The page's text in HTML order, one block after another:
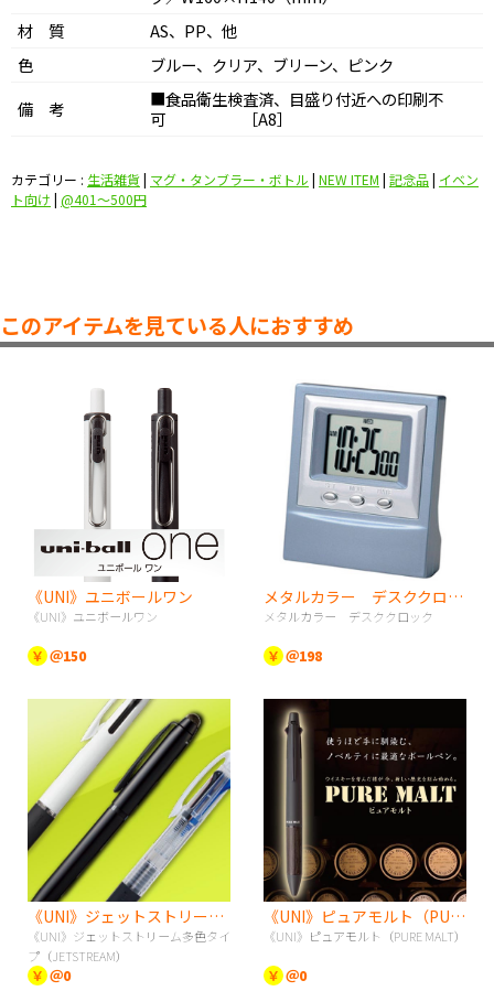
材 質
AS、PP、他
色
ブルー、クリア、ブリーン、ピンク
備 考
■食品衛生検査済、目盛り付近への印刷不
可 ［A8］
カテゴリー : 生活雑貨| マグ・タンブラー・ボトル | NEW ITEM | 記念品| イベン
ト向け | @401〜500円
このアイテムを見ている人におすすめ
《UNI》ユニボールワン
《UNI》ユニボールワン
￥ ＠150
メタルカラー デスククロック
メタルカラー デスククロック
￥ ＠198
《UNI》ジェットストリーム多色タイプ（JETSTREAM）
《UNI》ジェットストリーム多色タイ
プ（JETSTREAM）
￥ ＠0
《UNI》ピュアモルト（PURE MALT）
《UNI》ピュアモルト（PURE MALT）
￥ ＠0